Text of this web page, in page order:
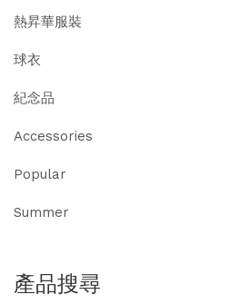
熱昇華服裝
球衣
紀念品
Accessories
Popular
Summer
產品搜尋